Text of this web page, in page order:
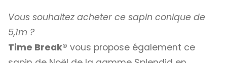
Vous souhaitez acheter ce sapin conique de
5,1m ?
Time Break® vous propose également ce